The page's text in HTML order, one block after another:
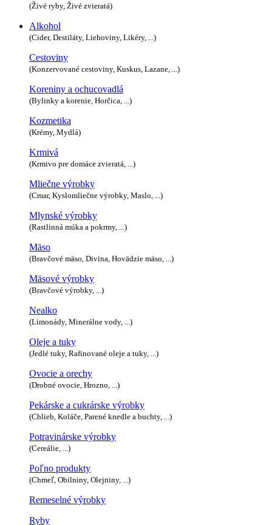
(Živé ryby, Živé zvieratá)
Alkohol
(Cider, Destiláty, Liehoviny, Likéry, ...)
Cestoviny
(Konzervované cestoviny, Kuskus, Lazane, ...)
Koreniny a ochucovadlá
(Bylinky a korenie, Horčica, ...)
Kozmetika
(Krémy, Mydlá)
Krmivá
(Krmivo pre domáce zvieratá, ...)
Mliečne výrobky
(Cmar, Kyslomliečne výrobky, Maslo, ...)
Mlynské výrobky
(Rastlinná múka a pokrmy, ...)
Mäso
(Bravčové mäso, Divina, Hovädzie mäso, ...)
Mäsové výrobky
(Bravčové výrobky, ...)
Nealko
(Limonády, Minerálne vody, ...)
Oleje a tuky
(Jedlé tuky, Rafinované oleje a tuky, ...)
Ovocie a orechy
(Drobné ovocie, Hrozno, ...)
Pekárske a cukrárske výrobky
(Chlieb, Koláče, Parené knedle a buchty, ...)
Potravinárske výrobky
(Cereálie, ...)
Poľno produkty
(Chmeľ, Obilniny, Olejniny, ...)
Remeselné výrobky
Ryby